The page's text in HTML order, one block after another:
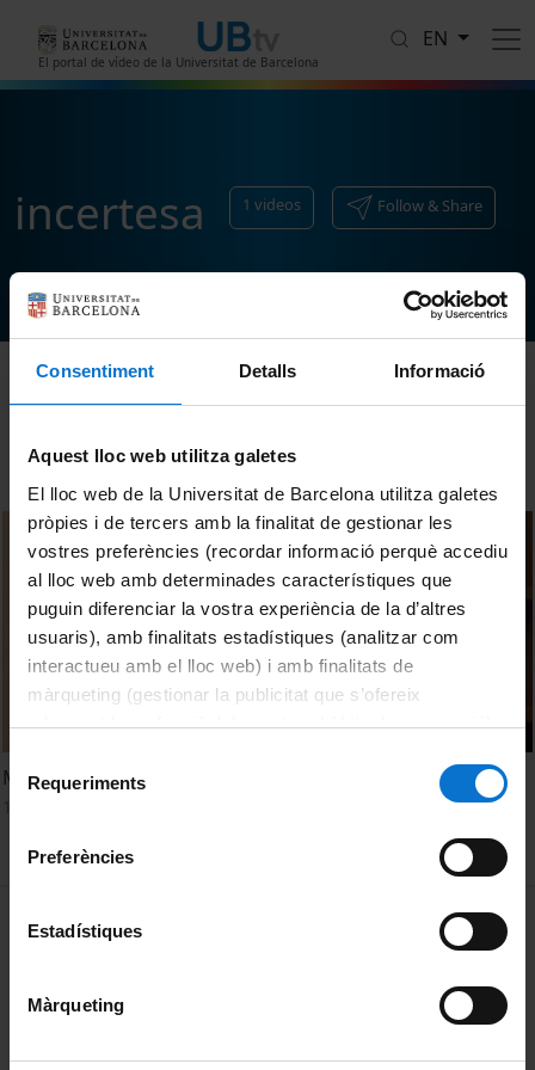
Consentiment Detalls Informació
Aquest lloc web utilitza galetes
El lloc web de la Universitat de Barcelona utilitza galetes
pròpies i de tercers amb la finalitat de gestionar les
vostres preferències (recordar informació perquè accediu
al lloc web amb determinades característiques que
puguin diferenciar la vostra experiència de la d’altres
usuaris), amb finalitats estadístiques (analitzar com
interactueu amb el lloc web) i amb finalitats de
màrqueting (gestionar la publicitat que s’ofereix
adequant-la en funció dels vostres hàbits de navegació).
consultar laPolítica de galetes del lloc web de la
de Requeriments
Preferències
Estadístiques
Màrqueting
El portal de vídeo de la Universitat de Barcelona
EN
incertesa 1 videos Follow & Share
Sort
Mar Arcos. Gestió de la incertesa
MENÚ PEU 1